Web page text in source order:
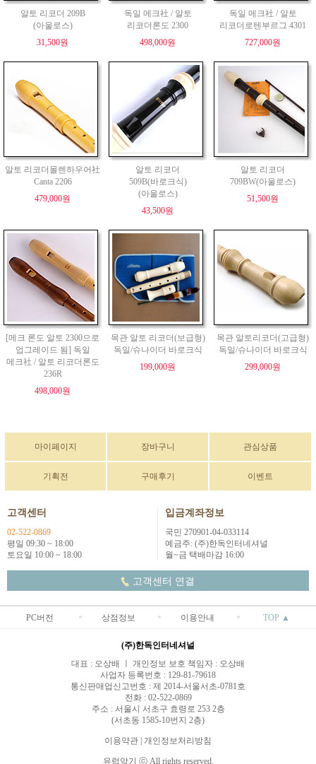
알토 리코더 209B
(아울로스)
31,500원
독일 메크社 / 알토
리코더론도 2300
498,000원
독일 메크社 / 알토
리코더로텐부르그 4301
727,000원
알토 리코더몰렌하우어社
Canta 2206
479,000원
알토 리코더
509B(바로크식)
(아울로스)
43,500원
알토 리코더
709BW(아울로스)
51,500원
[메크 론도 알토 2300으로
업그레이드 됨] 독일
메크社 / 알토 리코더론도
236R
498,000원
목관 알토 리코더(보급형)
독일/슈나이더 바로크식
199,000원
목관 알토리코더(고급형)
독일/슈나이더 바로크식
299,000원
마이페이지 장바구니 관심상품
기획전 구매후기 이벤트
고객센터
02-522-0869
평일 09:30 ~ 18:00
토요일 10:00 ~ 18:00
입금계좌정보
국민 270901-04-033114
예금주: (주)한독인터네셔널
월~금 택배마감 16:00
고객센터 연결
PC버전 상점정보 이용안내 TOP ▲
(주)한독인터네셔널
대표 : 오상배 ㅣ 개인정보 보호 책임자 : 오상배
사업자 등록번호 : 129-81-79618
통신판매업신고번호 : 제 2014-서울서초-0781호
전화 : 02-522-0869
주소 : 서울시 서초구 효령로 253 2층
(서초동 1585-10번지 2층)
이용약관 | 개인정보처리방침
유럽악기 ⓒ All rights reserved.